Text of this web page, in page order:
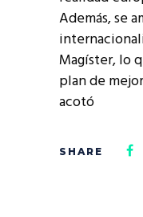
Además, se
Magíster, lo
plan de
acotó